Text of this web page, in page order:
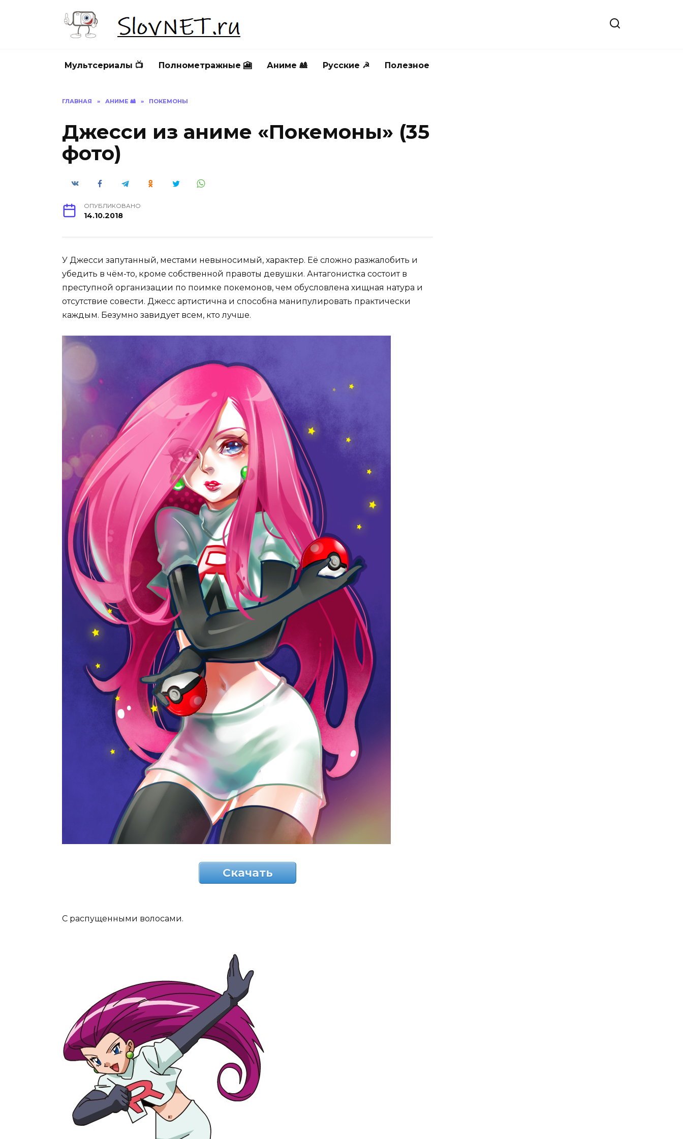
Мультсериалы 📺 Полнометражные 🎦 Аниме 🎎 Русские ☭ Полезное
ГЛАВНАЯ » АНИМЕ 🎎 » ПОКЕМОНЫ
Джесси из аниме «Покемоны» (35
фото)
ОПУБЛИКОВАНО
14.10.2018
У Джесси запутанный, местами невыносимый, характер. Её сложно разжалобить и
убедить в чём-то, кроме собственной правоты девушки. Антагонистка состоит в
преступной организации по поимке покемонов, чем обусловлена хищная натура и
отсутствие совести. Джесс артистична и способна манипулировать практически
каждым. Безумно завидует всем, кто лучше.
Скачать
С распущенными волосами.